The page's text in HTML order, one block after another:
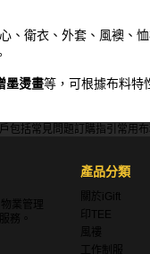
、衛衣、外套、風襖、恤
墨燙畫等，可根據布料特
包括常見問題訂購指引 常用
業管理
務。
產品分類
關於iGift
印TEE
風褸
工作制服